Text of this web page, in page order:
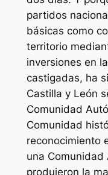
partidos
básicas como
territorio
inversiones en
castigadas, ha
Castilla y León
Comunidad
Comunidad
reconocimiento
una Comunidad
produjeron la